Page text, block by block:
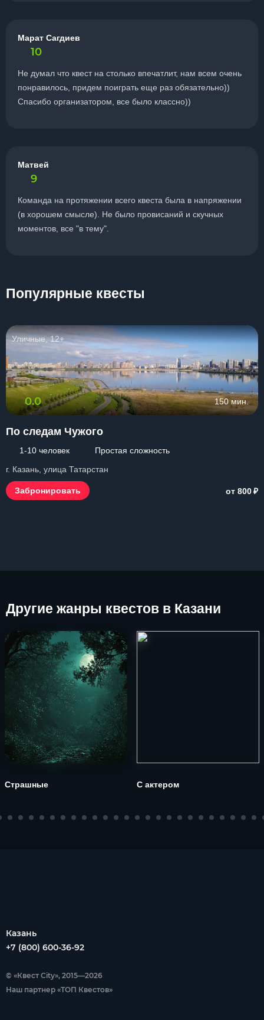
Марат Сагдиев
10
Не думал что квест на столько впечатлит, нам всем очень
понравилось, придем поиграть еще раз обязательно))
Спасибо организатором, все было классно))
Матвей
9
Команда на протяжении всего квеста была в напряжении
(в хорошем смысле). Не было провисаний и скучных
моментов, все "в тему".
Популярные квесты
Уличные, 12+
0.0 150 мин.
По следам Чужого
1-10 человек
Простая сложность
г. Казань, улица Татарстан
Забронировать от 800₽
Другие жанры квестов в Казани
Страшные С актером
Казань
+7 (800) 600-36-92
© «Квест City», 2015—2026
Наш партнер «ТОП Квестов»